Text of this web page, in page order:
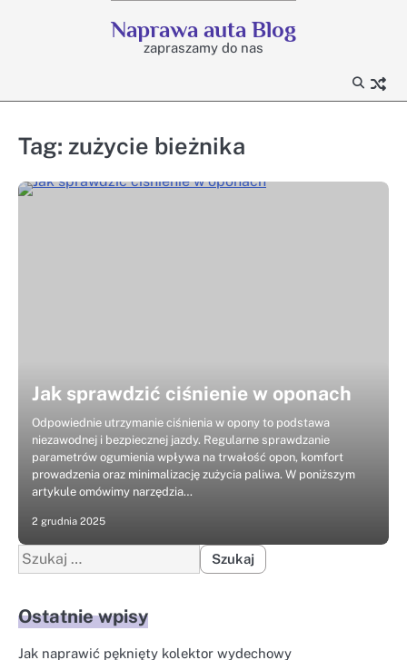
Naprawa auta Blog
zapraszamy do nas
Tag: zużycie bieżnika
Jak sprawdzić ciśnienie w oponach
Odpowiednie utrzymanie ciśnienia w opony to podstawa
niezawodnej i bezpiecznej jazdy. Regularne sprawdzanie
parametrów ogumienia wpływa na trwałość opon, komfort
prowadzenia oraz minimalizację zużycia paliwa. W poniższym
artykule omówimy narzędzia…
2 grudnia 2025
Szukaj:
Ostatnie wpisy
Jak naprawić pęknięty kolektor wydechowy